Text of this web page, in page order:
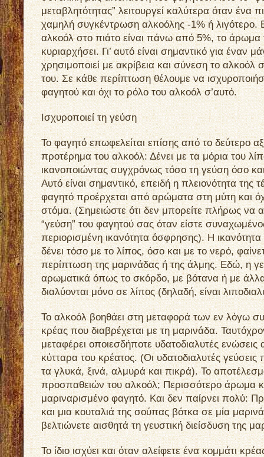
μεταβλητότητας” λειτουργεί καλύτερα όταν ένα
χαμηλή συγκέντρωση αλκοόλης -1% ή λιγότερο.
αλκοόλ στο πιάτο είναι πάνω από 5%, το άρωμα
κυριαρχήσει. Γι’ αυτό είναι σημαντικό για έναν
χρησιμοποιεί με ακρίβεια και σύνεση το αλκοόλ
του. Σε κάθε περίπτωση θέλουμε να
φαγητού και όχι το ρόλο του αλκοόλ σ’αυτό.
Ισχυροποιεί τη γεύση
Το φαγητό επωφελείται επίσης από το δεύτερο
προτέρημα του αλκοόλ: Δένει με τα μόρια του
ικανοποιώντας συγχρόνως τόσο τη γεύση όσο
Αυτό είναι σημαντικό, επειδή η πλειονότητα της
φαγητό προέρχεται από αρώματα στη μύτη και
στόμα. (Σημειώστε ότι δεν μπορείτε πλήρως να
“γεύση” του φαγητού σας όταν είστε
περιορισμένη ικανότητα όσφρησης). Η
δένει τόσο με το λίπος, όσο και με το νερό,
περίπτωση της μαρινάδας ή της άλμης. Εδώ, η
αρωματικά όπως το σκόρδο, με βότανα ή με
διαλύονται μόνο σε λίπος (δηλαδή, είναι
Το αλκοόλ βοηθάει στη μεταφορά των εν λόγω
κρέας που διαβρέχεται με τη μαρινάδα.
μεταφέρει οποιεσδήποτε υδατοδιαλυτές
κύτταρα του κρέατος. (Οι υδατοδιαλυτές γεύσεις
τα γλυκά, ξινά, αλμυρά και πικρά). Το
προσπαθειών του αλκοόλ; Περισσότερο άρωμα
μαριναρισμένο φαγητό. Και δεν παίρνει πολύ:
και μια κουταλιά της σούπας βότκα σε μία
βελτιώνετε αισθητά τη γευστική διείσδυση της
Το ίδιο ισχύει και όταν αλείφετε ένα κομμάτι